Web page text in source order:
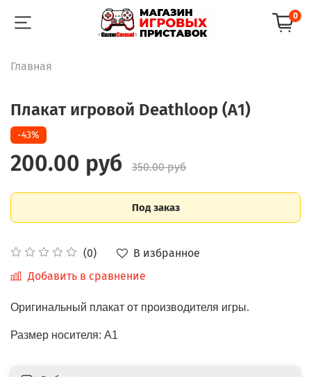
0
Главная
Плакат игровой Deathloop (А1)
(0)
В избранное
Добавить в сравнение
-43%
200.00 руб 350.00 руб
Под заказ
Оригинальный плакат от производителя игры.
Размер носителя: А1